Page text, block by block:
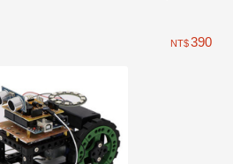
NT$390